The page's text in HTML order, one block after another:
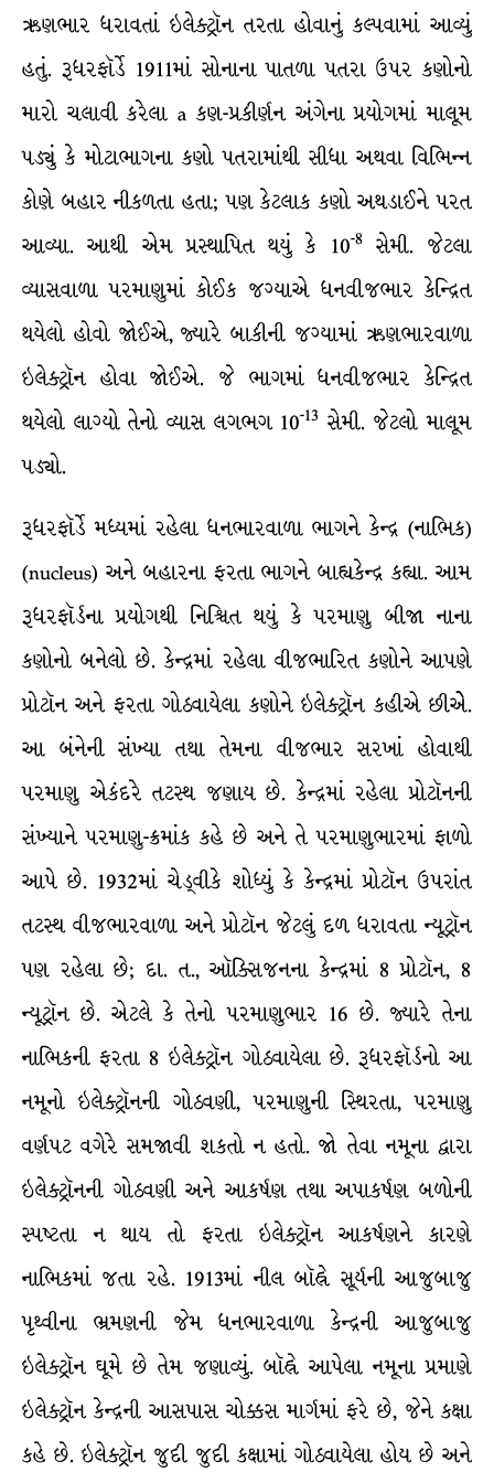
ઋણભાર ધરાવતાં ઇલેક્ટ્રૉન તરતા હોવાનું કલ્પવામાં આવ્યું
હતું. રૂધરફૉર્ડે 1911માં સોનાના પાતળા પતરા ઉપર કણોનો
મારો ચલાવી કરેલા a કણ-પ્રકીર્ણન અંગેના પ્રયોગમાં માલૂમ
પડ્યું કે મોટાભાગના કણો પતરામાંથી સીધા અથવા વિભિન્ન
કોણે બહાર નીકળતા હતા; પણ કેટલાક કણો અથડાઈને પરત
આવ્યા. આથી એમ પ્રસ્થાપિત થયું કે 10-8સેમી. જેટલા
વ્યાસવાળા પરમાણુમાં કોઈક જગ્યાએ ધનવીજભાર કેન્દ્રિત
થયેલો હોવો જોઈએ, જ્યારે બાકીની જગ્યામાં ઋણભારવાળા
ઇલેક્ટ્રૉન હોવા જોઈએ. જે ભાગમાં ધનવીજભાર કેન્દ્રિત
થયેલો લાગ્યો તેનો વ્યાસ લગભગ 10-13 સેમી. જેટલો માલૂમ
પડ્યો.
રૂધરફૉર્ડે મધ્યમાં રહેલા ધનભારવાળા ભાગને કેન્દ્ર (નાભિક)
(nucleus) અને બહારના ફરતા ભાગને બાહ્યકેન્દ્ર કહ્યા. આમ
રૂધરફૉર્ડના પ્રયોગથી નિશ્ચિત થયું કે પરમાણુ બીજા નાના
કણોનો બનેલો છે. કેન્દ્રમાં રહેલા વીજભારિત કણોને આપણે
પ્રોટૉન અને ફરતા ગોઠવાયેલા કણોને ઇલેક્ટ્રૉન કહીએ છીએે.
આ બંનેની સંખ્યા તથા તેમના વીજભાર સરખાં હોવાથી
પરમાણુ એકંદરે તટસ્થ જણાય છે. કેન્દ્રમાં રહેલા પ્રોટૉનની
સંખ્યાને પરમાણુ-ક્રમાંક કહે છે અને તે પરમાણુભારમાં ફાળો
આપે છે. 1932માં ચેડ્વીકે શોધ્યું કે કેન્દ્રમાં પ્રોટૉન ઉપરાંત
તટસ્થ વીજભારવાળા અને પ્રોટૉન જેટલું દળ ધરાવતા ન્યૂટ્રૉન
પણ રહેલા છે; દા. ત., ઑક્સિજનના કેન્દ્રમાં 8 પ્રોટૉન, 8
ન્યૂટ્રૉન છે. એટલે કે તેનો પરમાણુભાર 16 છે. જ્યારે તેના
નાભિકની ફરતા 8 ઇલેક્ટ્રૉન ગોઠવાયેલા છે. રૂધરફૉર્ડનો આ
નમૂનો ઇલેક્ટ્રૉનની ગોઠવણી, પરમાણુની સ્થિરતા, પરમાણુ
વર્ણપટ વગેરે સમજાવી શકતો ન હતો. જો તેવા નમૂના દ્વારા
ઇલેક્ટ્રૉનની ગોઠવણી અને આકર્ષણ તથા અપાકર્ષણ બળોની
સ્પષ્ટતા ન થાય તો ફરતા ઇલેક્ટ્રૉન આકર્ષણને કારણે
નાભિકમાં જતા રહે. 1913માં નીલ બૉહ્રે સૂર્યની આજુબાજુ
પૃથ્વીના ભ્રમણની જેમ ધનભારવાળા કેન્દ્રની આજુબાજુ
ઇલેક્ટ્રૉન ઘૂમે છે તેમ જણાવ્યું. બૉહ્રે આપેલા નમૂના પ્રમાણે
ઇલેક્ટ્રૉન કેન્દ્રની આસપાસ ચોક્કસ માર્ગમાં ફરે છે, જેને કક્ષા
કહે છે. ઇલેક્ટ્રૉન જુદી જુદી કક્ષામાં ગોઠવાયેલા હોય છે અને